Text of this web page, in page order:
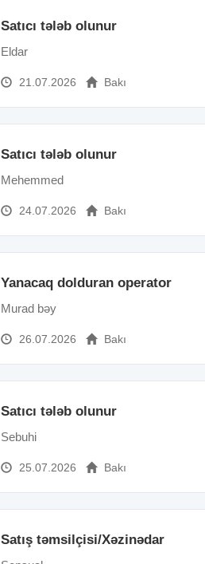
Satıcı tələb olunur
Eldar
21.07.2026 Bakı
Satıcı tələb olunur
Mehemmed
24.07.2026 Bakı
Yanacaq dolduran operator
Murad bəy
26.07.2026 Bakı
Satıcı tələb olunur
Sebuhi
25.07.2026 Bakı
Satış təmsilçisi/Xəzinədar